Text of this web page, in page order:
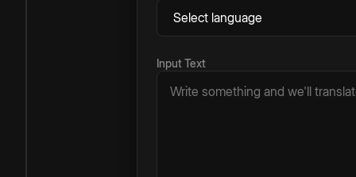
Input Text